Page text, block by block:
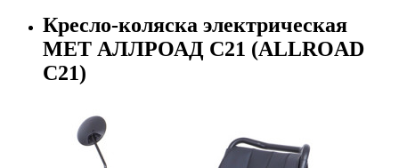
Кресло-коляска электрическая
MET АЛЛРОАД C21 (ALLROAD
C21)